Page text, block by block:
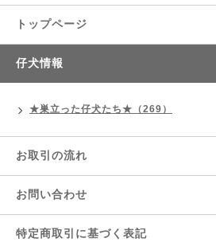
トップページ
仔犬情報
★巣立った仔犬たち★（269）
お取引の流れ
お問い合わせ
特定商取引に基づく表記